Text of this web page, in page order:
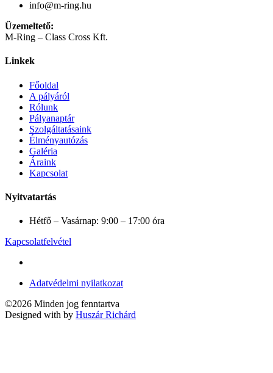
info@m-ring.hu
Üzemeltető:
M-Ring – Class Cross Kft.
Linkek
Főoldal
A pályáról
Rólunk
Pályanaptár
Szolgáltatásaink
Élményautózás
Galéria
Áraink
Kapcsolat
Nyitvatartás
Hétfő – Vasárnap: 9:00 – 17:00 óra
Kapcsolatfelvétel
Adatvédelmi nyilatkozat
©2026 Minden jog fenntartva
Designed with by Huszár Richárd